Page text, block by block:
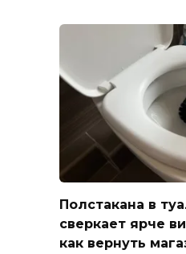
Полстакана в
сверкает ярче
как вернуть